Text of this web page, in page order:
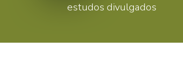
estudos divulgados